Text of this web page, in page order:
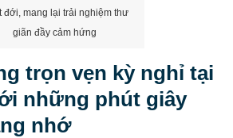
đới, mang lại trải nghiệm thư
giãn đầy cảm hứng
trọn vẹn kỳ nghỉ tại
những phút giây
nhớ